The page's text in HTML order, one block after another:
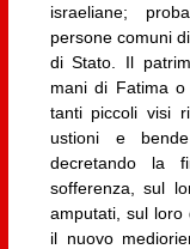
israeliane;
persone comuni
di Stato. Il
mani di Fatima
tanti piccoli visi
ustioni e
decretando la
sofferenza, sul
amputati, sul loro
il nuovo